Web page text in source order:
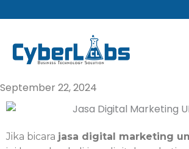
ke
September 22, 2024
Jika bicara jasa digital marketing